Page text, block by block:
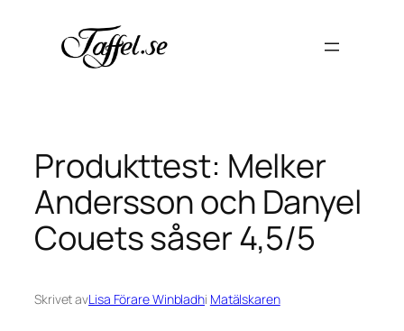
innehåll
Produkttest: Melker
Andersson och Danyel
Couets såser 4,5/5
Skrivet avLisa Förare Winbladhi Matälskaren